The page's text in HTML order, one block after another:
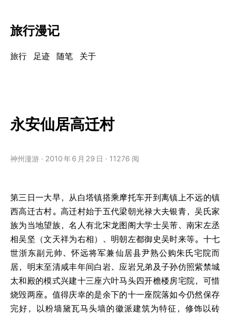
旅行漫记
旅行 足迹 随笔 关于
永安仙居高迁村
神州漫游 2010年6 月 29 日 11276 阅
第三日一大早，从白塔镇搭乘摩托车开到离镇上不远的镇
西高迁古村。高迁村始于五代梁朝光禄大夫银青，吴氏家
族为当地望族，名人有北宋龙图阁大学士吴芾、南宋左丞
相吴坚（文天祥为右相）、明朝左都御史吴时来等。十七
世浙东副元帅、怀远将军兼仙居县尹熟公购朱氏宅院而
居，明末至清咸丰年间白岩、应岩兄弟及子孙仿照紫禁城
太和殿的模式兴建十三座六叶马头四开檐楼房宅院，可惜
烧毁两座。值得庆幸的是余下的十一座院落如今仍然保存
完好，以粉墙黛瓦马头墙的徽派建筑为特征，修饰以砖